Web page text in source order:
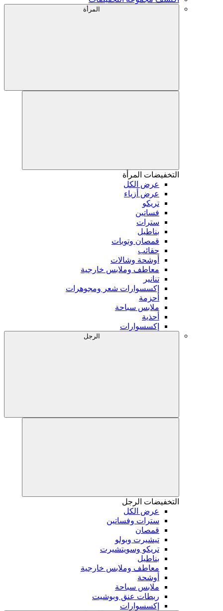
المرأة
التخفيضات المرأة
عرض الكل
عرض أزياء
تريكو
فساتين
سترات
بناطيل
قمصان وتوبات
حقائب
أوشحة وشالات
معاطف وملابس خارجية
تنانير
إكسسوارات شعر ومجوهرات
أحزمة
ملابس سباحة
أحذية
إكسسوارات
الرجل
التخفيضات الرجل
عرض الكل
سترات وفساتين
قمصان
تيشيرت وبولو
تريكو وسويتشيرت
بناطيل
معاطف وملابس خارجية
أوشحة
ملابس سباحة
ربطات عنق وبوشيت
إكسسوارات